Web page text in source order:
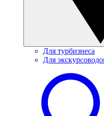
Для турбизнеса
Для